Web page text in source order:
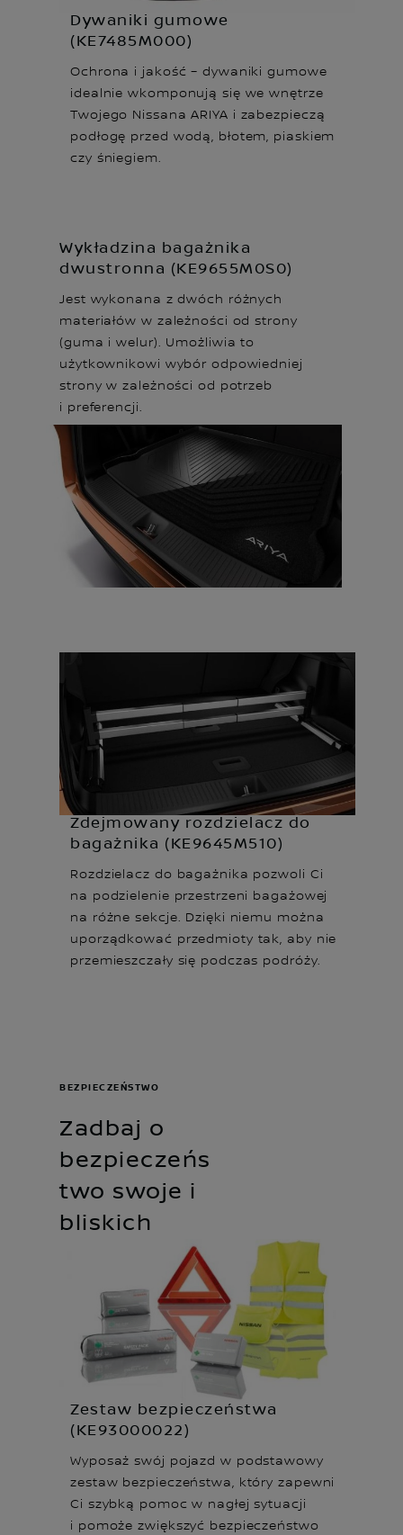
Dywaniki gumowe
(KE7485M000)
Ochrona i jakość – dywaniki gumowe
idealnie wkomp onują się we wnętrze
Twojego Nissana ARIYA i zabezpiecz ą
podłogę przed wodą, błotem, piaskiem
czy śniegiem.
Wykładzina bagażnika
dwustronna (KE9655M0S0)
Jest wykonana z dwóch różnych
materiałów w zależności od strony
(guma i welur). Umożliwia to
użytkownikowi wybór odpowiedniej
strony w zależności od potrzeb
i preferencji.
Zdejmowany rozdzielacz do
bagażnika (KE9645M510)
Rozdzielacz do bagażnika pozwoli Ci
na podzielenie przestrzeni bagażowej
na różne sekcje. Dzięki niemu można
uporządkować przedmioty tak, aby nie
przemieszczały się podczas podróży.
Zadbaj o
bezpieczeńs
two swoje i
bliskich
BEZPIECZEŃSTWO
Zestaw bezpieczeństw a
(KE93000022)
Wyposaż swój pojazd w podstawowy
zestaw bezpieczeństwa, który zapewni
Ci szybką pomoc w nagłej sytuacji
i pomoże zwiększyć bezpieczeństwo